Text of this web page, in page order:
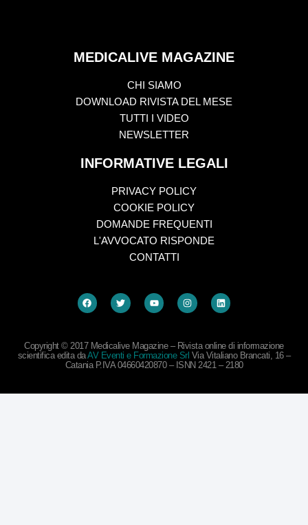
MEDICALIVE MAGAZINE
CHI SIAMO
DOWNLOAD RIVISTA DEL MESE
TUTTI I VIDEO
NEWSLETTER
INFORMATIVE LEGALI
PRIVACY POLICY
COOKIE POLICY
DOMANDE FREQUENTI
L'AVVOCATO RISPONDE
CONTATTI
Copyright © 2017 Medicalive Magazine – Rivista online di informazione
scientifica edita daAV Eventi e Formazione Srl Via Vitaliano Brancati, 16 –
Catania P.IVA 04660420870 – ISNN 2421 – 2180